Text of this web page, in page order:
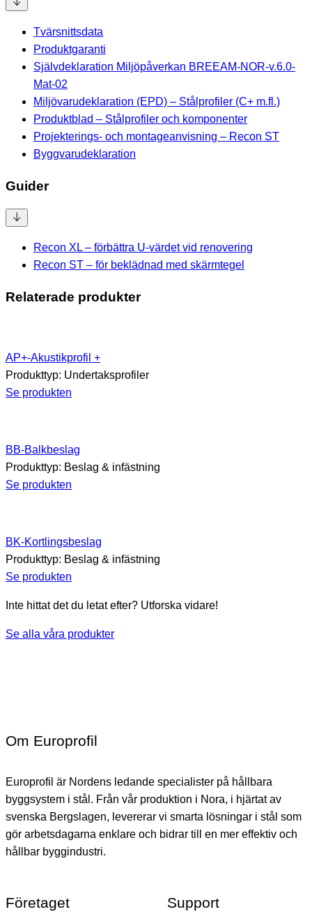
Tvärsnittsdata
Produktgaranti
Självdeklaration Miljöpåverkan BREEAM-NOR-v.6.0-
Mat-02
Miljövarudeklaration (EPD) – Stålprofiler (C+ m.fl.)
Produktblad – Stålprofiler och komponenter
Projekterings- och montageanvisning – Recon ST
Byggvarudeklaration
Guider
Recon XL – förbättra U-värdet vid renovering
Recon ST – för beklädnad med skärmtegel
Relaterade produkter
AP+-Akustikprofil +
Produkttyp: Undertaksprofiler
Se produkten
BB-Balkbeslag
Produkttyp: Beslag & infästning
Se produkten
BK-Kortlingsbeslag
Produkttyp: Beslag & infästning
Se produkten
Inte hittat det du letat efter? Utforska vidare!
Se alla våra produkter
Om Europrofil
Europrofil är Nordens ledande specialister på hållbara
byggsystem i stål. Från vår produktion i Nora, i hjärtat av
svenska Bergslagen, levererar vi smarta lösningar i stål som
gör arbetsdagarna enklare och bidrar till en mer effektiv och
hållbar byggindustri.
Företaget Support